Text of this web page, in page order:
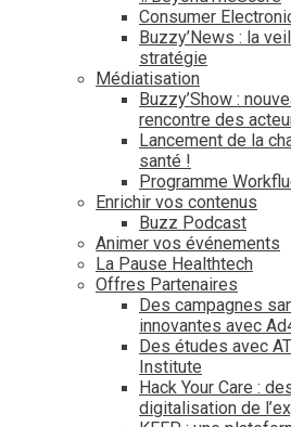
Consumer
Buzzy’News : la
stratégie
Médiatisation
Buzzy’Show :
rencontre des
Lancement de la
santé !
Programme
Enrichir vos contenus
Buzz Podcast
Animer vos événements
La Pause Healthtech
Offres Partenaires
Des campagnes
innovantes avec
Des études avec
Institute
Hack Your Care :
digitalisation de